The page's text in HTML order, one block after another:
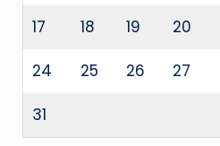
17 18 19 20
24 25 26 27
31